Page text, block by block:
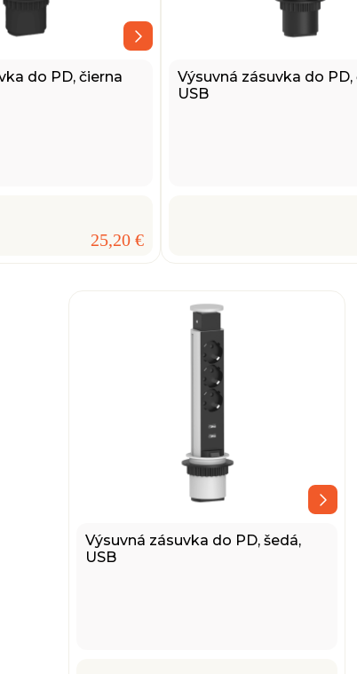
do PD, čierna
25,20 €
Výsuvná zásuvka do PD,
USB
Výsuvná zásuvka do PD, šedá,
USB